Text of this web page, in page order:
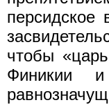
чтобы
Финикии